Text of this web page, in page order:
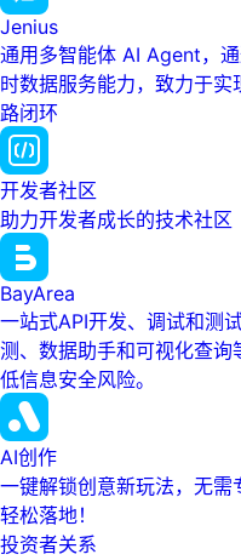
Jenius
通用多智能体 AI Agent，
时数据服务能力，致力于实
路闭环
开发者社区
助力开发者成长的技术社区
BayArea
一站式API开发、调试和测
测、数据助手和可视化查
低信息安全风险。
AI创作
一键解锁创意新玩法，无
轻松落地！
投资者关系